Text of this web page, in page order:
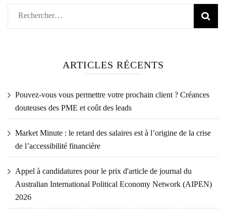
Rechercher :
ARTICLES RÉCENTS
Pouvez-vous vous permettre votre prochain client ? Créances
douteuses des PME et coût des leads
Market Minute : le retard des salaires est à l’origine de la crise
de l’accessibilité financière
Appel à candidatures pour le prix d'article de journal du
Australian International Political Economy Network (AIPEN)
2026